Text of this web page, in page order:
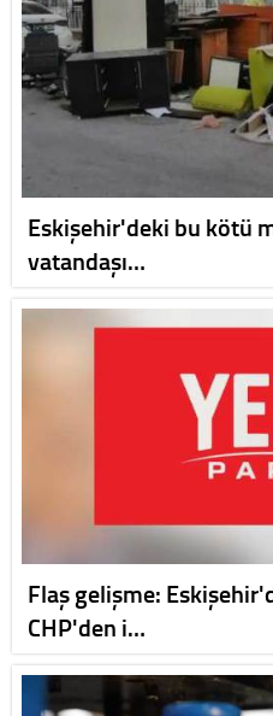
Eskişehir'deki bu kötü
vatandaşı…
Flaş gelişme:
CHP'den i…